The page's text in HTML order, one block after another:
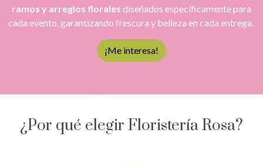
ramos y arreglos florales diseñados específicamente para
cada evento, garantizando frescura y belleza en cada entrega.
¡Me interesa!
¿Por qué elegir Floristería Rosa?